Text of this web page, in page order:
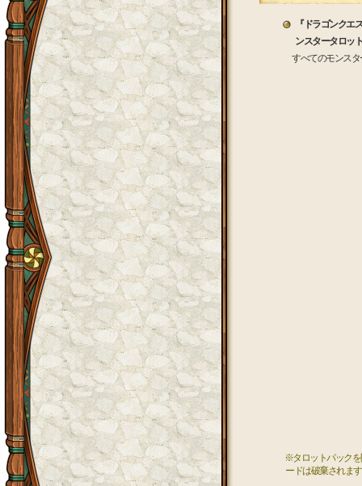
『ドラゴンク
ンスタータロッ
すべてのモンス
※タロットパックを
ードは破棄されま